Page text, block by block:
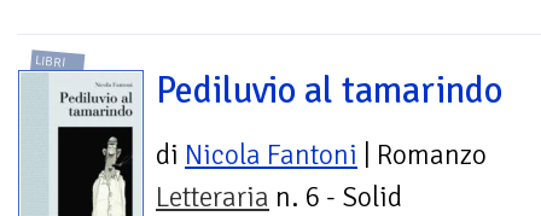
LIBRI
Pediluvio al tamarindo
di Nicola Fantoni | Romanzo
Letteraria n. 6 - Solid